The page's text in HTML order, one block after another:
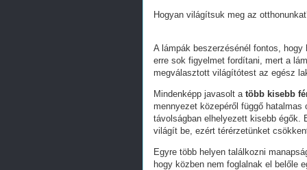
Hogyan világítsuk meg az
A lámpák beszerzésénél fontos, hogy
erre sok figyelmet fordítani, mert a
megválasztott világítótest az egész
Mindenképp javasolt a több kisebb
mennyezet közepéről függő
távolságban elhelyezett kisebb égők.
világít be, ezért térérzetünket
Egyre több helyen találkozni
hogy közben nem foglalnak el belőle